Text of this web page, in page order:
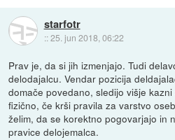
starfotr
::25. jun 2018, 06:22
Prav je, da si jih izmenjajo. Tudi
delodajalcu. Vendar pozicija
domače povedano, sledijo višje
fizično, če krši pravila za varstvo
želim, da se korektno pogovarjajo in
pravice delojemalca.